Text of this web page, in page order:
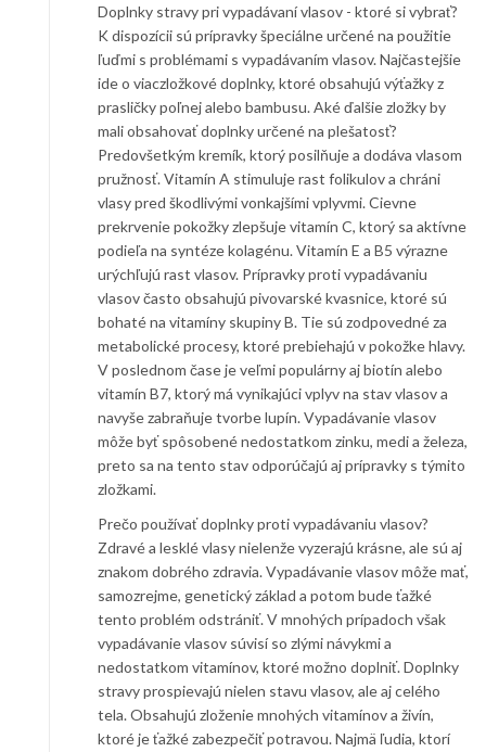
Doplnky stravy pri vypadávaní vlasov - ktoré si vybrať?
K dispozícii sú prípravky špeciálne určené na použitie
ľuďmi s problémami s vypadávaním vlasov. Najčastejšie
ide o viaczložkové doplnky, ktoré obsahujú výťažky z
prasličky poľnej alebo bambusu. Aké ďalšie zložky by
mali obsahovať doplnky určené na plešatosť?
Predovšetkým kremík, ktorý posilňuje a dodáva vlasom
pružnosť. Vitamín A stimuluje rast folikulov a chráni
vlasy pred škodlivými vonkajšími vplyvmi. Cievne
prekrvenie pokožky zlepšuje vitamín C, ktorý sa aktívne
podieľa na syntéze kolagénu. Vitamín E a B5 výrazne
urýchľujú rast vlasov. Prípravky proti vypadávaniu
vlasov často obsahujú pivovarské kvasnice, ktoré sú
bohaté na vitamíny skupiny B. Tie sú zodpovedné za
metabolické procesy, ktoré prebiehajú v pokožke hlavy.
V poslednom čase je veľmi populárny aj biotín alebo
vitamín B7, ktorý má vynikajúci vplyv na stav vlasov a
navyše zabraňuje tvorbe lupín. Vypadávanie vlasov
môže byť spôsobené nedostatkom zinku, medi a železa,
preto sa na tento stav odporúčajú aj prípravky s týmito
zložkami.
Prečo používať doplnky proti vypadávaniu vlasov?
Zdravé a lesklé vlasy nielenže vyzerajú krásne, ale sú aj
znakom dobrého zdravia. Vypadávanie vlasov môže mať,
samozrejme, genetický základ a potom bude ťažké
tento problém odstrániť. V mnohých prípadoch však
vypadávanie vlasov súvisí so zlými návykmi a
nedostatkom vitamínov, ktoré možno doplniť. Doplnky
stravy prospievajú nielen stavu vlasov, ale aj celého
tela. Obsahujú zloženie mnohých vitamínov a živín,
ktoré je ťažké zabezpečiť potravou. Najmä ľudia, ktorí